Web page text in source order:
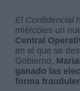
El Confidencial
miércoles un
Central
en el que se
Gobierno,
ganado las
forma